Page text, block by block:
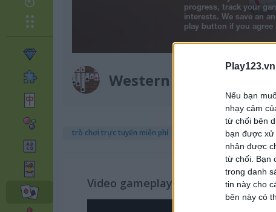
Nếu bạn
nhạy cảm
từ chối bên
bạn được xử
nhân được
từ chối. Bạn
trong danh
tin này cho
bên này có
Western Solitaire
trò chơi trực tuyến miễn phí trò chơi solitaire
Video gameplay